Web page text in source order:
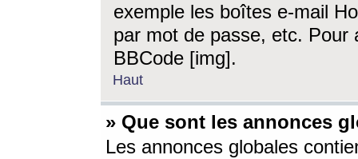
exemple les boîtes e-mail
par mot de passe, etc. Pour
BBCode [img].
Haut
» Que sont les annonces
Les annonces globales